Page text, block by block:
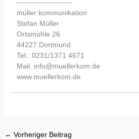
----------------------
müller:kommunikation
Stefan Müller
Ortsmühle 26
44227 Dortmund
Tel.: 0231/1371 4671
Mail: info@muellerkom.de
www.muellerkom.de
← Vorheriger Beitrag